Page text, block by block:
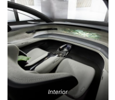
Interior